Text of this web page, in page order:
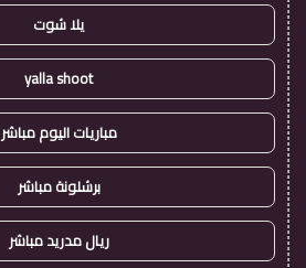
يلا شوت
yalla shoot
مباريات اليوم مباشر
برشلونة مباشر
ريال مدريد مباشر